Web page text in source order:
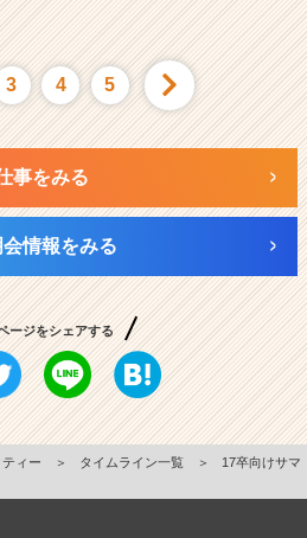
3 4 5
事をみる
情報をみる
ージをシェアする
ィー ＞ タイムライン一覧 ＞
17卒向けサマ